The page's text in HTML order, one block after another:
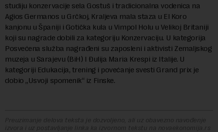
studiju konzervacije sela Gostuš i tradicionalna vodenica na
Agios Germanos u Grčkoj, Kraljeva mala staza u El Koro
kanjonu u Španiji i Gotička kula u Vimpol Holu u Velikoj Britaniji
koji su nagrade dobili za kategoriju Konzervaciju. U kategorija
Posvećena služba nagrađeni su zaposleni i aktivisti Zemaljskog
muzeja u Sarajevu (BiH) I Đulija Maria Krespi iz Italije. U
kategoriji Edukacija, trening i povećanje svesti Grand prix je
dobio „Usvoji spomenik“ iz Finske.
Preuzimanje delova teksta je dozvoljeno, ali uz obavezno navođenje
izvora i uz postavljanje linka ka izvornom tekstu na novaekonomija.rs